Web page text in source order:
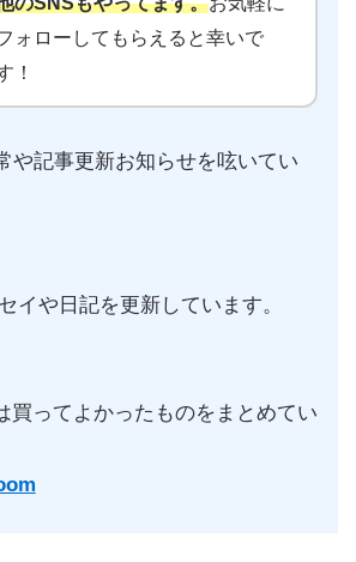
ォローしてもらえると幸いで
！
や記事更新お知らせを呟いてい
イや日記を更新しています。
買ってよかったものをまとめてい